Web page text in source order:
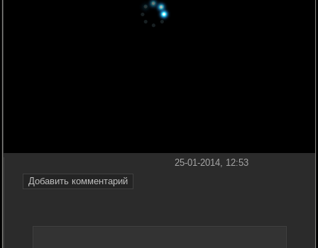
Добавить комментарий
25-01-2014, 12:53